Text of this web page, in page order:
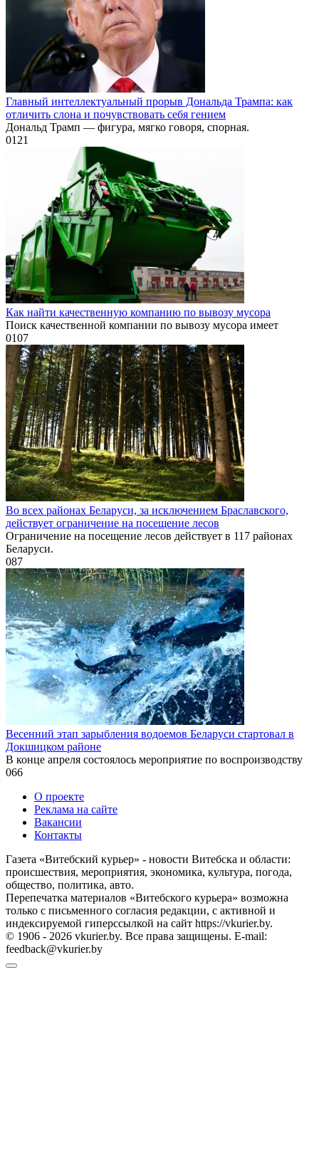
Главный интеллектуальный прорыв Дональда Трампа: как
отличить слона и почувствовать себя гением
Дональд Трамп — фигура, мягко говоря, спорная.
0121
Как найти качественную компанию по вывозу мусора
Поиск качественной компании по вывозу мусора имеет
0107
Во всех районах Беларуси, за исключением Браславского,
действует ограничение на посещение лесов
Ограничение на посещение лесов действует в 117 районах
Беларуси.
087
Весенний этап зарыбления водоемов Беларуси стартовал в
Докшицком районе
В конце апреля состоялось мероприятие по воспроизводству
066
О проекте
Реклама на сайте
Вакансии
Контакты
Газета «Витебский курьер» - новости Витебска и области:
происшествия, мероприятия, экономика, культура, погода,
общество, политика, авто.
Перепечатка материалов «Витебского курьера» возможна
только с письменного согласия редакции, с активной и
индексируемой гиперссылкой на сайт https://vkurier.by.
© 1906 - 2026 vkurier.by. Все права защищены. E-mail:
feedback@vkurier.by